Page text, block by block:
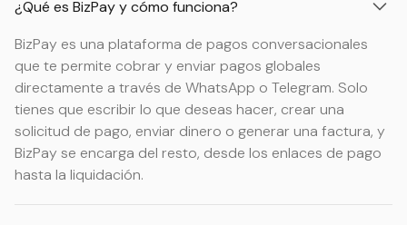
¿Qué es BizPay y cómo funciona?
BizPay es una plataforma de pagos conversacionales
que te permite cobrar y enviar pagos globales
directamente a través de WhatsApp o Telegram. Solo
tienes que escribir lo que deseas hacer, crear una
solicitud de pago, enviar dinero o generar una factura, y
BizPay se encarga del resto, desde los enlaces de pago
hasta la liquidación.